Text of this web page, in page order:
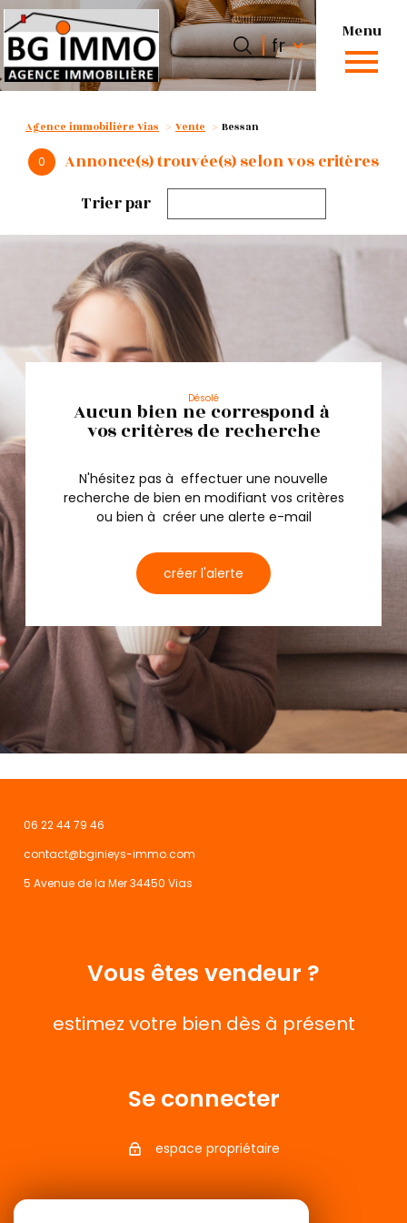
Menu
Langue
fr
Accueil 0 Langue
fr
Agence immobilière Vias Vente Bessan
0
Annonce(s) trouvée(s) selon vos critères
Trier par
Désolé
Aucun bien ne correspond à
vos critères de recherche
N'hésitez pas à effectuer une nouvelle
recherche de bien en modifiant vos critères
ou bien à créer une alerte e-mail
créer l'alerte
06 22 44 79 46
contact@bginieys-immo.com
5 Avenue de la Mer 34450 Vias
Vous êtes vendeur ?
estimez votre bien dès à présent
Se connecter
espace propriétaire